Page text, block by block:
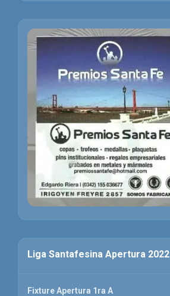
Liga Santafesina Apertura 2022
Fixture Apertura 1ra A